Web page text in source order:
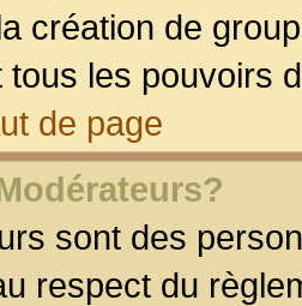
création de
tous les pouvoirs
de page
sont des
respect du